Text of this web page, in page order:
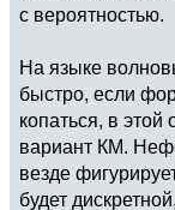
с вероятностью.
На языке
быстро, если
копаться, в этой
вариант КМ.
везде
будет